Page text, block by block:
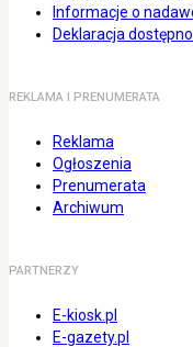
Informacje o
Deklaracja
REKLAMA I PRENUMERATA
Reklama
Ogłoszenia
Prenumerata
Archiwum
PARTNERZY
E-kiosk.pl
E-gazety.pl